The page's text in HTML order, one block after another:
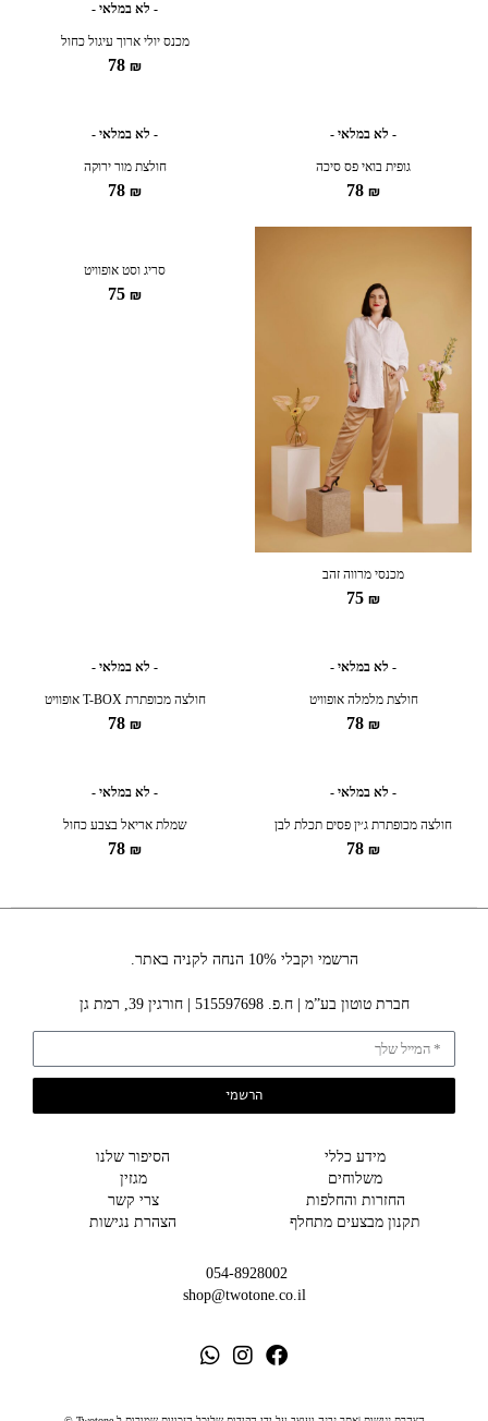
- לא במלאי -
מכנס יולי ארוך עיגול כחול
78 ₪
- לא במלאי -
גופית בואי פס סיכה
78 ₪
- לא במלאי -
חולצת מור ירוקה
78 ₪
מכנסי מרווה זהב
75 ₪
סריג וסט אופוויט
75 ₪
- לא במלאי -
חולצת מלמלה אופוויט
78 ₪
- לא במלאי -
חולצה מכופתרת T-BOX אופוויט
78 ₪
- לא במלאי -
חולצה מכופתרת ג׳ין פסים תכלת לבן
78 ₪
- לא במלאי -
שמלת אריאל בצבע כחול
78 ₪
הרשמי וקבלי 10% הנחה לקניה באתר.
חברת טוטון בע”מ | ח.פ. 515597698 | חורגין 39, רמת גן
הרשמי
מידע כללי
משלוחים
החזרות והחלפות
תקנון מבצעים מתחלף
הסיפור שלנו
מגזין
צרי קשר
הצהרת נגישות
054-8928002
shop@twotone.co.il